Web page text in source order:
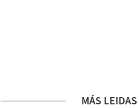
MÁS LEIDAS